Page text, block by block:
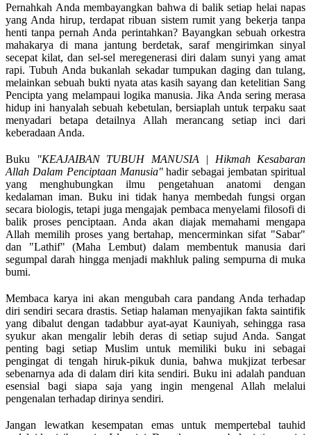
Pernahkah Anda membayangkan bahwa di balik setiap helai napas
yang Anda hirup, terdapat ribuan sistem rumit yang bekerja tanpa
henti tanpa pernah Anda perintahkan? Bayangkan sebuah orkestra
mahakarya di mana jantung berdetak, saraf mengirimkan sinyal
secepat kilat, dan sel-sel meregenerasi diri dalam sunyi yang amat
rapi. Tubuh Anda bukanlah sekadar tumpukan daging dan tulang,
melainkan sebuah bukti nyata atas kasih sayang dan ketelitian Sang
Pencipta yang melampaui logika manusia. Jika Anda sering merasa
hidup ini hanyalah sebuah kebetulan, bersiaplah untuk terpaku saat
menyadari betapa detailnya Allah merancang setiap inci dari
keberadaan Anda.
Buku
"KEAJAIBAN TUBUH MANUSIA | Hikmah Kesabaran
Allah Dalam Penciptaan Manusia"hadir sebagai jembatan spiritual
yang menghubungkan ilmu pengetahuan anatomi dengan
kedalaman iman. Buku ini tidak hanya membedah fungsi organ
secara biologis, tetapi juga mengajak pembaca menyelami filosofi di
balik proses penciptaan. Anda akan diajak memahami mengapa
Allah memilih proses yang bertahap, mencerminkan sifat "Sabar"
dan "Lathif" (Maha Lembut) dalam membentuk manusia dari
segumpal darah hingga menjadi makhluk paling sempurna di muka
bumi.
Membaca karya ini akan mengubah cara pandang Anda terhadap
diri sendiri secara drastis. Setiap halaman menyajikan fakta saintifik
yang dibalut dengan tadabbur ayat-ayat Kauniyah, sehingga rasa
syukur akan mengalir lebih deras di setiap sujud Anda. Sangat
penting bagi setiap Muslim untuk memiliki buku ini sebagai
pengingat di tengah hiruk-pikuk dunia, bahwa mukjizat terbesar
sebenarnya ada di dalam diri kita sendiri. Buku ini adalah panduan
esensial bagi siapa saja yang ingin mengenal Allah melalui
pengenalan terhadap dirinya sendiri.
Jangan lewatkan kesempatan emas untuk mempertebal tauhid